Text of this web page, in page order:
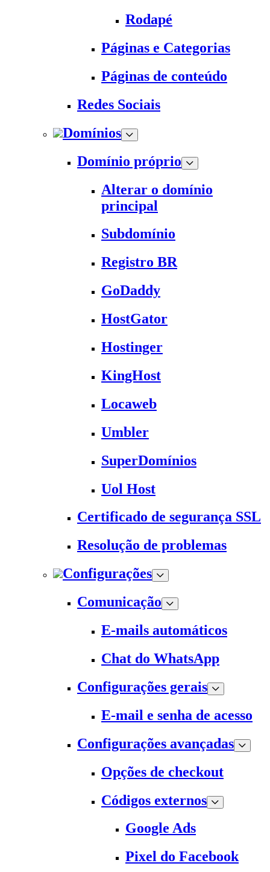
Rodapé
Páginas e Categorias
Páginas de conteúdo
Redes Sociais
Domínios
Domínio próprio
Alterar o domínio
principal
Subdomínio
Registro BR
GoDaddy
HostGator
Hostinger
KingHost
Locaweb
Umbler
SuperDomínios
Uol Host
Certificado de segurança SSL
Resolução de problemas
Configurações
Comunicação
E-mails automáticos
Chat do WhatsApp
Configurações gerais
E-mail e senha de acesso
Configurações avançadas
Opções de checkout
Códigos externos
Google Ads
Pixel do Facebook